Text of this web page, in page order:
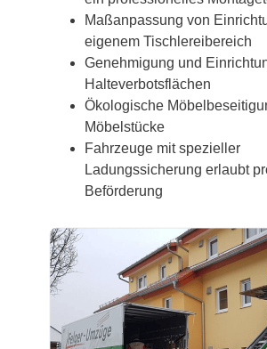
Maßanpassung von
eigenem Tischlereibereich
Genehmigung und
Halteverbotsflächen
Ökologische
Möbelstücke
Fahrzeuge mit spezieller
Ladungssicherung erlaubt
Beförderung